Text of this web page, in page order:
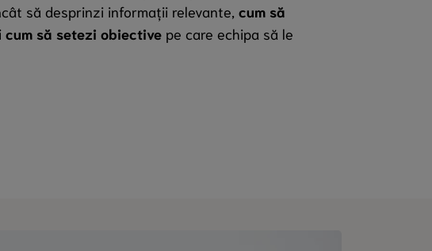
să desprinzi informații relevante, cum să
cum să setezi obiective pe care echipa să le